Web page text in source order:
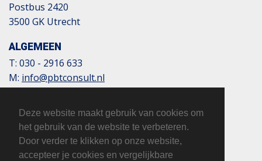
Deze website maakt gebruik van cookies om
het gebruik van de website te verbeteren.
Door verder te klikken op onze website,
accepteer je cookies en vergelijkbare
Postbus 2420
3500 GK Utrecht
ALGEMEEN
T: 030 - 2916 633
M: info@pbtconsult.nl
BTW: 817124305B01
KvK: 32110854